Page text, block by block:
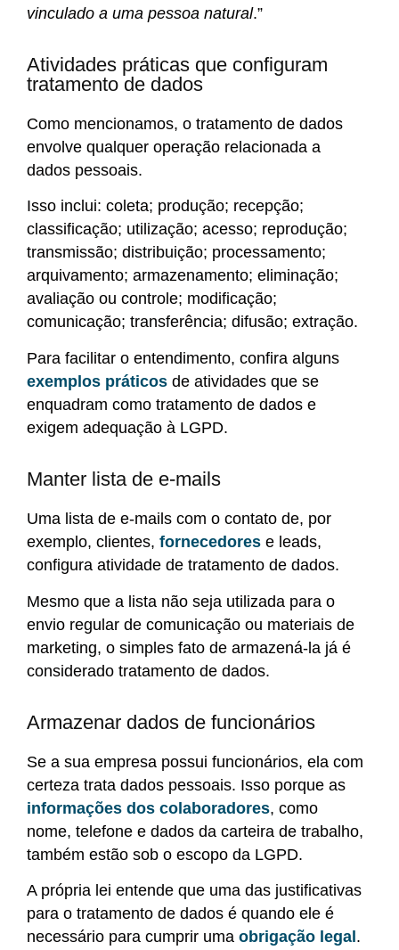
vinculado a uma pessoa natural.”
Atividades práticas que configuram
tratamento de dados
Como mencionamos, o tratamento de dados
envolve qualquer operação relacionada a
dados pessoais.
Isso inclui: coleta; produção; recepção;
classificação; utilização; acesso; reprodução;
transmissão; distribuição; processamento;
arquivamento; armazenamento; eliminação;
avaliação ou controle; modificação;
comunicação; transferência; difusão; extração.
Para facilitar o entendimento, confira alguns
exemplos práticos de atividades que se
enquadram como tratamento de dados e
exigem adequação à LGPD.
Manter lista de e-mails
Uma lista de e-mails com o contato de, por
exemplo, clientes,fornecedores e leads,
configura atividade de tratamento de dados.
Mesmo que a lista não seja utilizada para o
envio regular de comunicação ou materiais de
marketing, o simples fato de armazená-la já é
considerado tratamento de dados.
Armazenar dados de funcionários
Se a sua empresa possui funcionários, ela com
certeza trata dados pessoais. Isso porque as
informações dos colaboradores, como
nome, telefone e dados da carteira de trabalho,
também estão sob o escopo da LGPD.
A própria lei entende que uma das justificativas
para o tratamento de dados é quando ele é
necessário para cumprir umaobrigação legal .